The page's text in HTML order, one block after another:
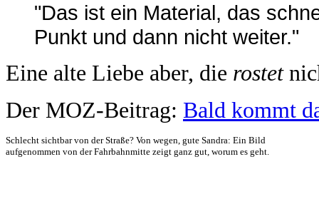
"Das ist ein Material, das
Punkt und dann nicht weiter."
Eine alte Liebe aber, die rostet
Der MOZ-Beitrag: Bald kommt
Schlecht sichtbar von der Straße? Von wegen, gute Sandra: Ein Bild
aufgenommen von der Fahrbahnmitte zeigt ganz gut, worum es geht.